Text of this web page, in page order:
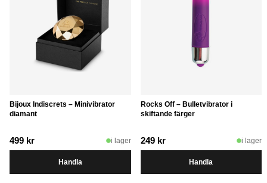
Bijoux Indiscrets – Minivibrator
diamant
499 kr i lager
Handla
Rocks Off – Bulletvibrator i
skiftande färger
249 kr i lager
Handla